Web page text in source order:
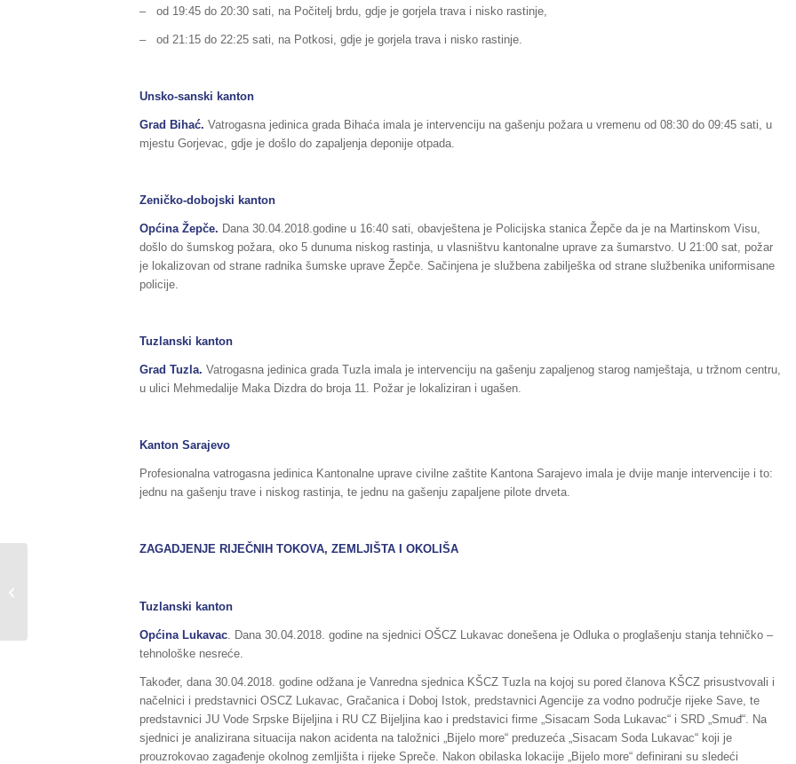
– od 19:45 do 20:30 sati, na Počitelj brdu, gdje je gorjela trava i nisko rastinje,
– od 21:15 do 22:25 sati, na Potkosi, gdje je gorjela trava i nisko rastinje.
Unsko-sanski kanton
Grad Bihać. Vatrogasna jedinica grada Bihaća imala je intervenciju na gašenju požara u vremenu od 08:30 do 09:45 sati, u
mjestu Gorjevac, gdje je došlo do zapaljenja deponije otpada.
Zeničko-dobojski kanton
Općina Žepče. Dana 30.04.2018.godine u 16:40 sati, obavještena je Policijska stanica Žepče da je na Martinskom Visu,
došlo do šumskog požara, oko 5 dunuma niskog rastinja, u vlasništvu kantonalne uprave za šumarstvo. U 21:00 sat, požar
je lokalizovan od strane radnika šumske uprave Žepče. Sačinjena je službena zabilješka od strane službenika uniformisane
policije.
Tuzlanski kanton
Grad Tuzla. Vatrogasna jedinica grada Tuzla imala je intervenciju na gašenju zapaljenog starog namještaja, u tržnom centru,
u ulici Mehmedalije Maka Dizdra do broja 11. Požar je lokaliziran i ugašen.
Kanton Sarajevo
Profesionalna vatrogasna jedinica Kantonalne uprave civilne zaštite Kantona Sarajevo imala je dvije manje intervencije i to:
jednu na gašenju trave i niskog rastinja, te jednu na gašenju zapaljene pilote drveta.
ZAGADJENJE RIJEČNIH TOKOVA, ZEMLJIŠTA I OKOLIŠA
Tuzlanski kanton
Općina Lukavac . Dana 30.04.2018. godine na sjednici OŠCZ Lukavac donešena je Odluka o proglašenju stanja tehničko –
tehnološke nesreće.
Također, dana 30.04.2018. godine odžana je Vanredna sjednica KŠCZ Tuzla na kojoj su pored članova KŠCZ prisustvovali i
načelnici i predstavnici OSCZ Lukavac, Gračanica i Doboj Istok, predstavnici Agencije za vodno područje rijeke Save, te
predstavnici JU Vode Srpske Bijeljina i RU CZ Bijeljina kao i predstavici firme „Sisacam Soda Lukavac“ i SRD „Smuđ“. Na
sjednici je analizirana situacija nakon acidenta na taložnici „Bijelo more“ preduzeća „Sisacam Soda Lukavac“ koji je
prouzrokovao zagađenje okolnog zemljišta i rijeke Spreče. Nakon obilaska lokacije „Bijelo more“ definirani su sledeći
29./30.04.2018.godine,...